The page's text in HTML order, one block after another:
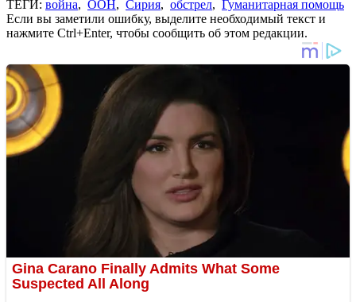
ТЕГИ: война, ООН, Сирия, обстрел, Гуманитарная помощь
Если вы заметили ошибку, выделите необходимый текст и
нажмите Ctrl+Enter, чтобы сообщить об этом редакции.